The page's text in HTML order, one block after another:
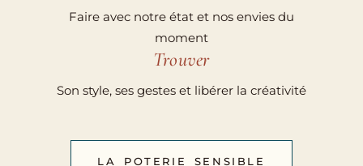
Faire avec notre état et nos envies du
moment
Trouver
Son style, ses gestes et libérer la créativité
LA POTERIE SENSIBLE